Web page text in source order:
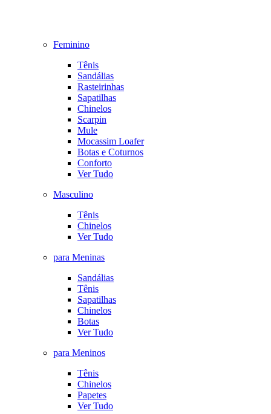
Feminino
Tênis
Sandálias
Rasteirinhas
Sapatilhas
Chinelos
Scarpin
Mule
Mocassim Loafer
Botas e Coturnos
Conforto
Ver Tudo
Masculino
Tênis
Chinelos
Ver Tudo
para Meninas
Sandálias
Tênis
Sapatilhas
Chinelos
Botas
Ver Tudo
para Meninos
Tênis
Chinelos
Papetes
Ver Tudo